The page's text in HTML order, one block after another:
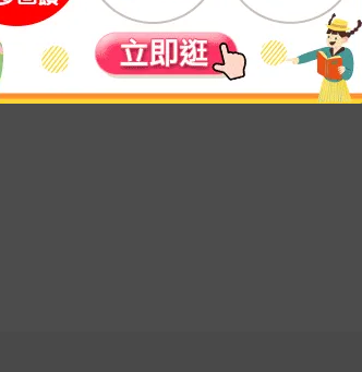
同於平常的字）；